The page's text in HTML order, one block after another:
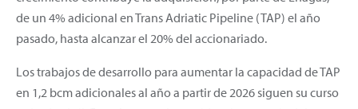
de un 4% adicional en Trans Adriatic Pipeline (TAP) el año
pasado, hasta alcanzar el 20% del accionariado.
Los trabajos de desarrollo para aumentar la capacidad de TAP
en 1,2 bcm adicionales al año a partir de 2026 siguen su curso